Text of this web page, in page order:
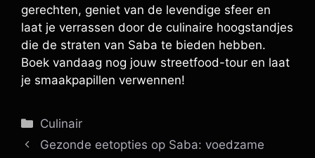
gerechten, geniet van de levendige sfeer en
laat je verrassen door de culinaire hoogstandjes
die de straten van Saba te bieden hebben.
Boek vandaag nog jouw streetfood-tour en laat
je smaakpapillen verwennen!
Categorieën
Culinair
Gezonde eetopties op Saba: voedzame